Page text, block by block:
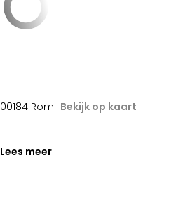
00184 Rom Bekijk op kaart
Lees meer